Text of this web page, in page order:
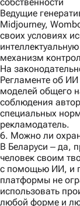
собственности
Ведущие
Midjourney,
своих условиях
механизм
На
Регламенте об
моделей общего
соблюдения
специальных
рекламодатель.
6. Можно ли
В Беларуси ‒ да,
человек своим
с помощью ИИ, и
платформы не
использовать
любой форме и